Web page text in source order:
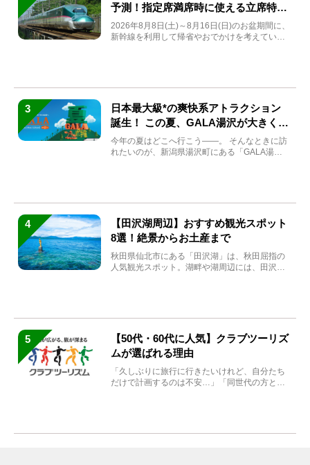
予測！指定席満席時に使える立席特急
券も解説
2026年8月8日(土)～8月16日(日)のお盆期間に、
新幹線を利用して帰省やおでかけを考えている
3
日本最大級*の爽快系アトラクション
誕生！ この夏、GALA湯沢が大きく生
まれ変わる
今年の夏はどこへ行こう――。 そんなときに訪
れたいのが、新潟県湯沢町にある「GALA湯
4
【田沢湖周辺】おすすめ観光スポット
8選！絶景からお土産まで
秋田県仙北市にある「田沢湖」は、秋田屈指の
人気観光スポット。湖畔や湖周辺には、田沢湖
5
【50代・60代に人気】クラブツーリズ
ムが選ばれる理由
「久しぶりに旅行に行きたいけれど、自分たち
だけで計画するのは不安…」「同世代の方と気